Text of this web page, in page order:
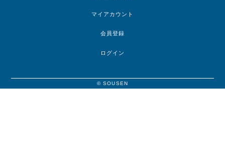
マイアカウント
会員登録
ログイン
© SOUSEN